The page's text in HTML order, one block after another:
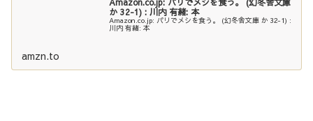
か 32-1) : 川内 有緒: 本
Amazon.co.jp: パリでメシを食う。 (幻冬舎文庫 か 32-1) :
川内 有緒: 本
amzn.to